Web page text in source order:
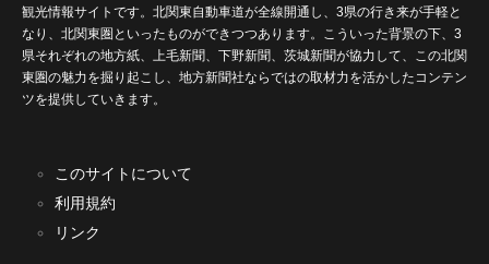
観光情報サイトです。北関東自動車道が全線開通し、3県の行き来が手軽と
なり、北関東圏といったものができつつあります。こういった背景の下、3
県それぞれの地方紙、上毛新聞、下野新聞、茨城新聞が協力して、この北関
東圏の魅力を掘り起こし、地方新聞社ならではの取材力を活かしたコンテン
ツを提供していきます。
このサイトについて
利用規約
リンク